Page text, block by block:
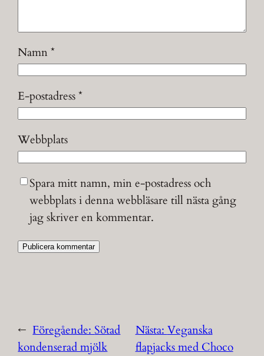
Namn*
E-postadress*
Webbplats
Spara mitt namn, min e-postadress och
webbplats i denna webbläsare till nästa gång
jag skriver en kommentar.
← Föregående:Sötad
kondenserad mjölk
Nästa:Veganska
flapjacks med Choco